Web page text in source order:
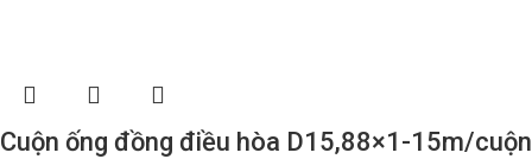
Cuộn ống đồng điều hòa D15,88×1-15m/cuộn